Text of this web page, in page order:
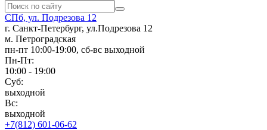
СПб, ул. Подрезова 12
г. Санкт-Петербург, ул.Подрезова 12
м. Петроградская
пн-пт 10:00-19:00, сб-вс выходной
Пн-Пт:
10:00 - 19:00
Суб:
выходной
Вс:
выходной
+7(812) 601-06-62